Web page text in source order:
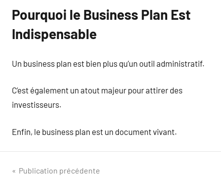
Pourquoi le Business Plan Est
Indispensable
Un business plan est bien plus qu’un outil administratif.
C’est également un atout majeur pour attirer des
investisseurs.
Enfin, le business plan est un document vivant.
Navigation
Publication précédente